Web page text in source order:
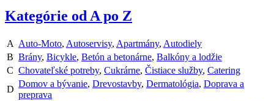
Kategórie od A po Z
A Auto-Moto, Autoservisy, Apartmány, Autodiely
B Brány, Bicykle, Betón a betonárne, Balkóny a lodžie
C Chovateľské potreby, Cukrárne, Čistiace služby, Catering
D
Domov a bývanie, Drevostavby, Dermatológia, Doprava a
preprava